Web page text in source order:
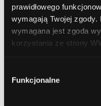
prawidłowego
wymagają Twojej zgody.
wymagana jest zgoda
korzystania ze strony
formy korzystania z
zgody
Funkcjonalne
Leave a
Comment Required